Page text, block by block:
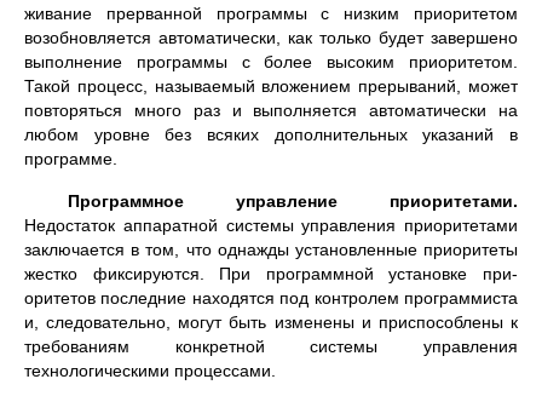
живание прерванной программы с низким приоритетом
возобновляется автоматически, как только будет завер­шено
выполнение программы с более высоким приоритетом.
Такой процесс, называемый вложением прерываний, может
повторяться много раз и выполняется автомати­чески на
любом уровне без всяких дополнительных указа­ний в
программе.
Программное управление приоритетами.
Недостаток аппаратной системы управления приоритетами
заключает­ся в том, что однажды установленные приоритеты
жестко фиксируются. При программной установке при­
оритетов последние находятся под контролем програм­миста
и, следовательно, могут быть изменены и при­способлены к
требованиям конкретной системы управле­ния
технологическими процессами.